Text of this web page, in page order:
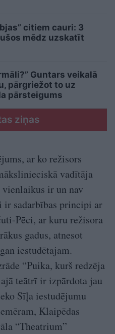
citiem cauri: 3
mēdz uzskatīt
Guntars veikalā
pārgriežot to uz
pārsteigums
ziņas
ar ko režisors
vadītāja
ir un nav
ir sadarbības principi ar
Pēci, ar kuru režisora
gadus, atnesot
iestudētajam.
“Puika, kurš redzēja
teātrī ir izpārdota jau
Sīļa iestudējumu
Klaipēdas
“Theatrium”